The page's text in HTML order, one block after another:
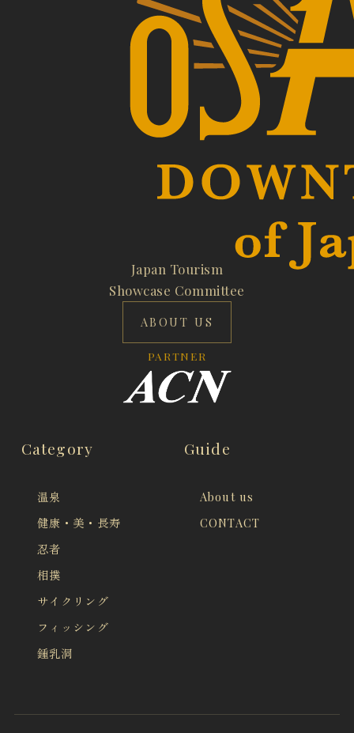
Japan Tourism
Showcase Committee
ABOUT US
PARTNER
Category
温泉
健康・美・長寿
忍者
相撲
サイクリング
フィッシング
鍾乳洞
Guide
About us
CONTACT